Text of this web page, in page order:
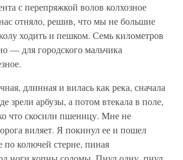
с перепряжкой волов колхозное
отняло, решив, что мы не большие
ходить и пешком. Семь километров
— для городского мальчика
длинная и вилась как река, сначала
зрели арбузы, а потом втекала в поле,
что скосили пшеницу. Мне не
виляет. Я покинул ее и пошел
по колючей стерне, пиная